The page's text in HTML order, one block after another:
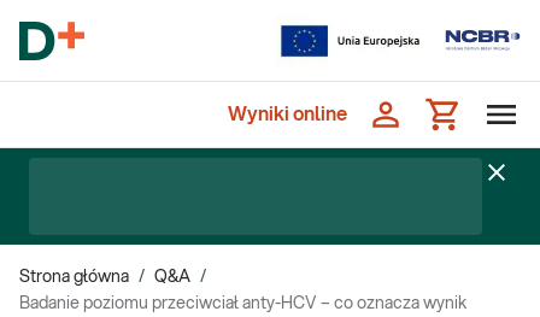
Wyniki online
Strona główna / Q&A /
Badanie poziomu przeciwciał anty-HCV – co oznacza wynik